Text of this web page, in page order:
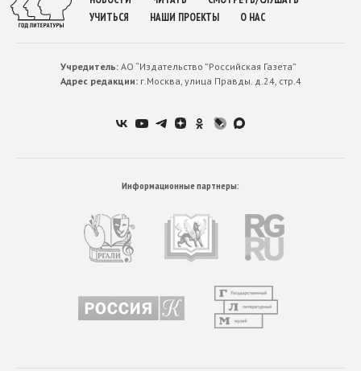
УЧИТЬСЯ
НАШИ ПРОЕКТЫ О НАС
Учредитель:АО “Издательство ”Российская Газета”
Адрес редакции:г.Москва, улица Правды. д.24, стр.4
Информационные партнеры: